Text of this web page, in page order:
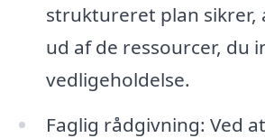
struktureret plan sikrer,
ud af de ressourcer, du
vedligeholdelse.
Faglig rådgivning: Ved